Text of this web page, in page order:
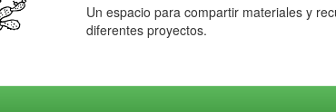
Un espacio para compartir materiales y
diferentes proyectos.